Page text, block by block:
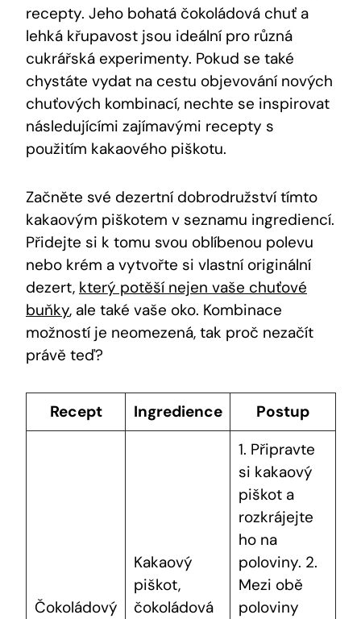
recepty. Jeho bohatá čokoládová chuť a
lehká křupavost jsou ideální pro různá
cukrářská experimenty. Pokud se také
chystáte vydat na cestu objevování nových
chuťových kombinací, nechte se inspirovat
následujícími zajímavými recepty s
použitím kakaového piškotu.
Začněte své dezertní dobrodružství tímto
kakaovým piškotem v seznamu ingrediencí.
Přidejte si k tomu svou oblíbenou polevu
nebo krém a vytvořte si vlastní originální
dezert, který potěší nejen vaše chuťové
buňky, ale také vaše oko. Kombinace
možností je neomezená, tak proč nezačít
právě teď?
Recept Ingredience Postup
Čokoládový
Kakaový
piškot,
čokoládová
1. Připravte
si kakaový
piškot a
rozkrájejte
ho na
poloviny. 2.
Mezi obě
poloviny